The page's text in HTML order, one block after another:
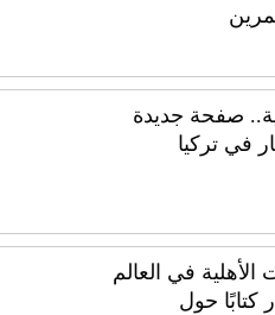
صفحة جديدة
في تركيا
الأهلية في العالم
كتابًا حول